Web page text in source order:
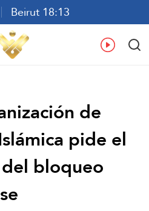
Beirut 18:13
ع En
de
pide el
bloqueo